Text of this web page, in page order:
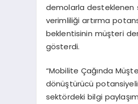
demolarla desteklenen
verimliliği artırma
beklentisinin müşteri
gösterdi.
“Mobilite Çağında
dönüştürücü
sektördeki bilgi